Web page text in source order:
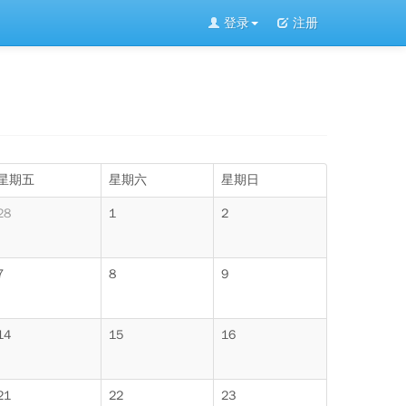
登录 注册
期五 星期六 星期日
1 2
8 9
15 16
22 23